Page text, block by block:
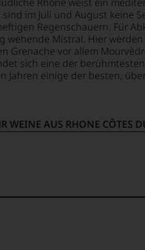
sind im Juli und August keine
Regenschauern. Für
wehende Mistral. Hier
Grenache vor allem
sich eine der
Jahren einige der besten,
WEINE AUS RHONE CÔTES